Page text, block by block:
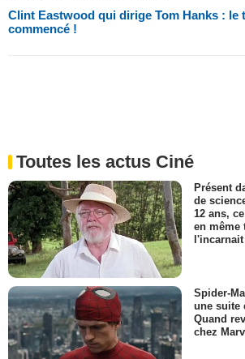
Clint Eastwood qui dirige Tom Hanks : le
commencé !
Toutes les actus Ciné
Présent
de
12 ans,
en même
l'incarnait
Spider-
une suite
Quand
chez